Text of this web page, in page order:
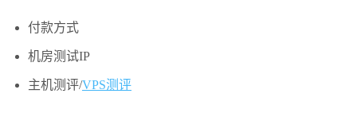
付款方式
机房测试IP
主机测评/VPS测评